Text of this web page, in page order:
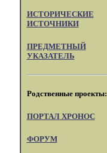
ИСТОРИЧЕСКИЕ
ИСТОЧНИКИ
ПРЕДМЕТНЫЙ
УКАЗАТЕЛЬ
Родственные проекты:
ПОРТАЛ XPOHOC
ФОРУМ